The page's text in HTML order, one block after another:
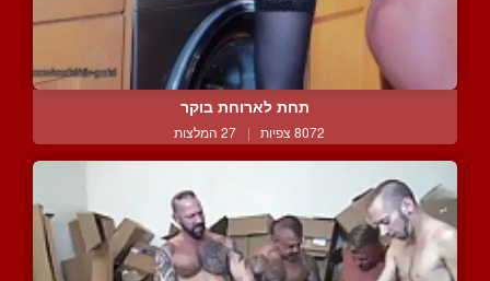
תחת לארוחת בוקר
8072 צפיות | 27 המלצות